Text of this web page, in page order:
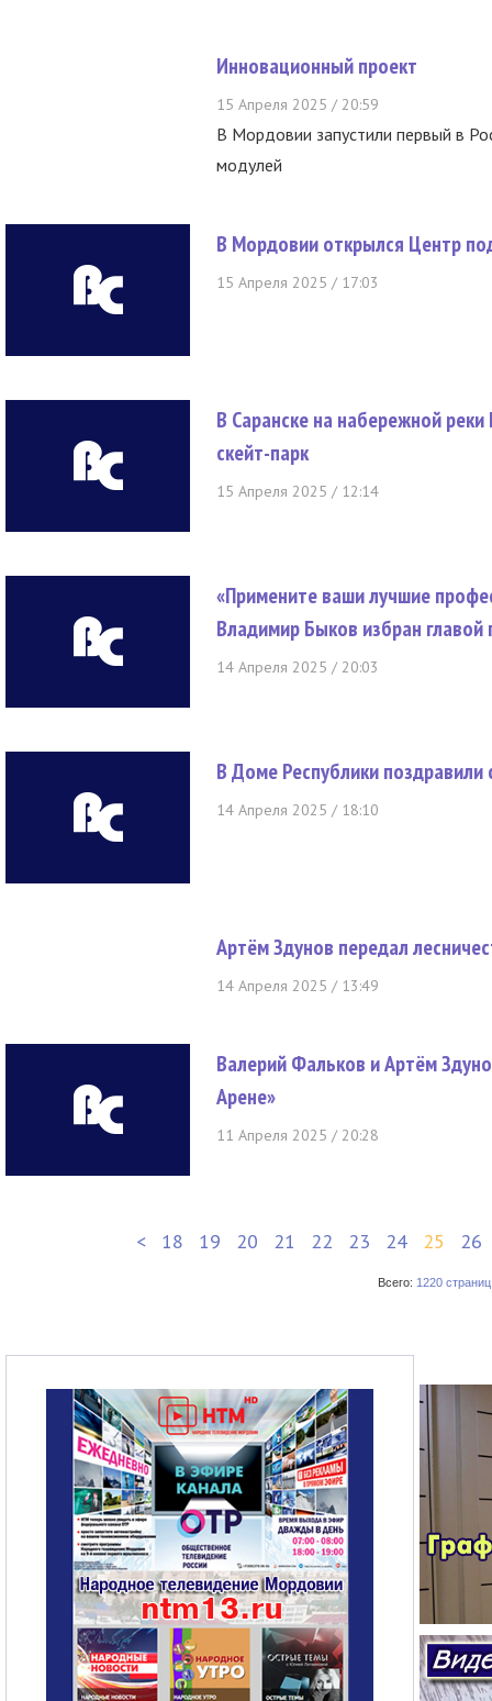
Инновационный проект
15 Апреля 2025 / 20:59
В Мордовии запустили первый в
модулей
В Мордовии открылся Центр
15 Апреля 2025 / 17:03
В Саранске на набережной
скейт-парк
15 Апреля 2025 / 12:14
«Примените ваши лучшие
Владимир Быков избран главой
14 Апреля 2025 / 20:03
В Доме Республики поздравили
14 Апреля 2025 / 18:10
Артём Здунов передал
14 Апреля 2025 / 13:49
Валерий Фальков и Артём
Арене»
11 Апреля 2025 / 20:28
< 18 19 20 21 22 23 24 25 26
Всего: 1220 страниц